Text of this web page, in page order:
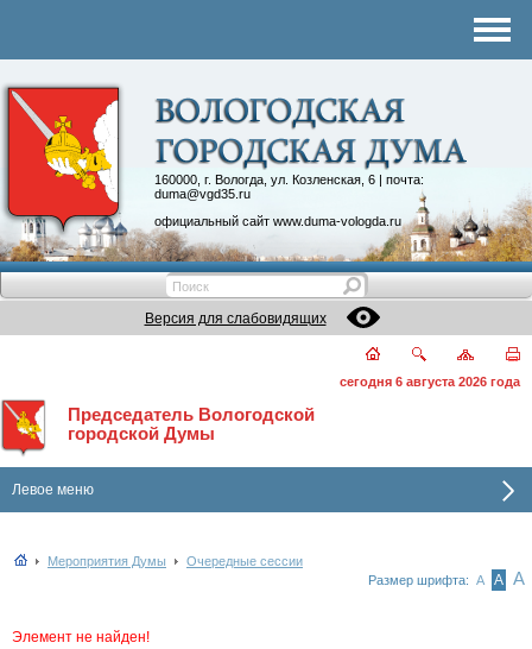
160000, г. Вологда, ул. Козленская, 6 | почта:
duma@vgd35.ru
официальный сайт www.duma-vologda.ru
Контакты
Депутатские объединения
Версия для слабовидящих
сегодня 6 августа 2026 года
Председатель Вологодской
городской Думы
Левое меню
Мероприятия Думы
Очередные сессии
Размер шрифта: А А А
Элемент не найден!